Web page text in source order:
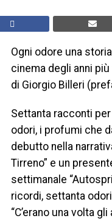
Ogni odore una
cinema degli anni
di Giorgio Billeri
Settanta racconti
odori, i profumi che
debutto nella
Tirreno” e un
settimanale
ricordi, settanta
“C’erano una volta